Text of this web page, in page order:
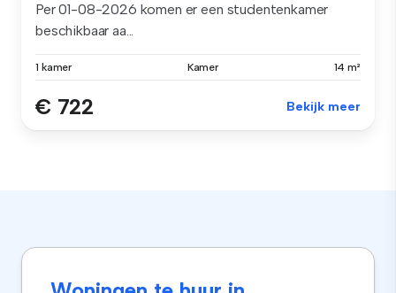
Per 01-08-2026 komen er een studentenkamer
beschikbaar aa...
1 kamer Kamer 14 m²
€ 722 Bekijk meer